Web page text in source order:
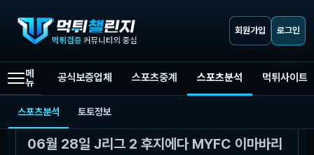
회원가입 로그인
메
뉴
공식보증업체 스포츠중계 스포츠분석 먹튀사이트
스포츠분석 토토정보
먹튀챌린지 스포츠분석 06월 28일 J리그 2 후지에다 MYFC 이마바리 분석
06월 28일 J리그 2 후지에다 MYFC 이마바리
본문